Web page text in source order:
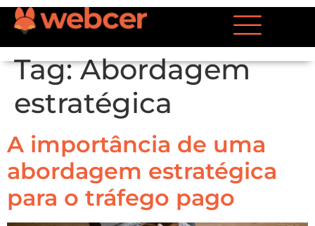
Tag:Abordagem
estratégica
A importância de uma
abordagem estratégica
para o tráfego pago